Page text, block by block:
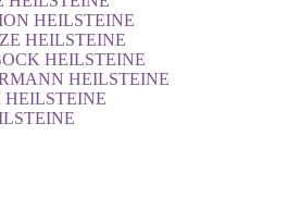
HEILSTEINE
HEILSTEINE
HEILSTEINE
HEILSTEINE
HEILSTEINE